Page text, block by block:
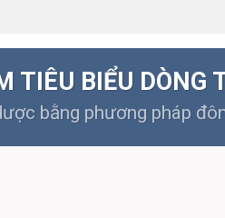
TIÊU BIỂU DÒNG
bằng phương pháp